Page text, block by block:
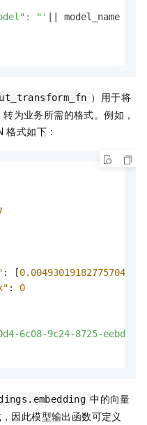
"' || model_name
）用于将
为业务所需的格式。例如，
格式如下：
: [0.004930191827757042
:
0
6c08-9c24-8725-
中的向量
因此模型输出函数可定义